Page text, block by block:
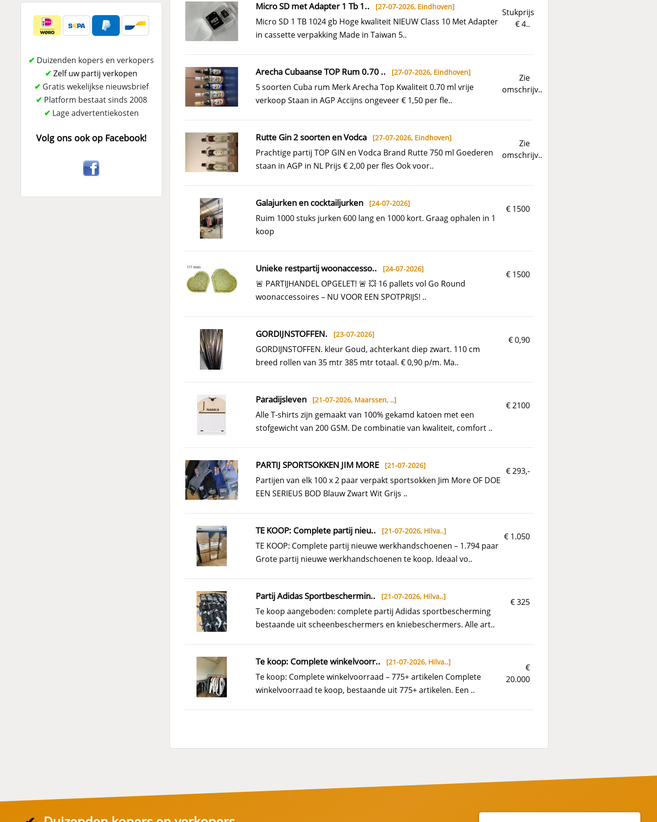
✔ Duizenden kopers en verkopers
✔ Zelf uw partij verkopen
✔ Gratis wekelijkse nieuwsbrief
✔ Platform bestaat sinds 2008
✔ Lage advertentiekosten
Volg ons ook op Facebook!
Stukprijs
€ 4..
Micro SD met Adapter 1 Tb 1.. [27-07-2026, Eindhoven]
Micro SD 1 TB 1024 gb Hoge kwaliteit NIEUW Class 10 Met Adapter
in cassette verpakking Made in Taiwan 5..
Zie
omschrijv..
Arecha Cubaanse TOP Rum 0.70 .. [27-07-2026, Eindhoven]
5 soorten Cuba rum Merk Arecha Top Kwaliteit 0.70 ml vrije
verkoop Staan in AGP Accijns ongeveer € 1,50 per fle..
Zie
omschrijv..
Rutte Gin 2 soorten en Vodca [27-07-2026, Eindhoven]
Prachtige partij TOP GIN en Vodca Brand Rutte 750 ml Goederen
staan in AGP in NL Prijs € 2,00 per fles Ook voor..
€ 1500
Galajurken en cocktailjurken [24-07-2026]
Ruim 1000 stuks jurken 600 lang en 1000 kort. Graag ophalen in 1
koop
€ 1500
Unieke restpartij woonaccesso.. [24-07-2026]
🚨 PARTIJHANDEL OPGELET! 🚨 💥 16 pallets vol Go Round
woonaccessoires – NU VOOR EEN SPOTPRIJS! ..
€ 0,90
GORDIJNSTOFFEN. [23-07-2026]
GORDIJNSTOFFEN. kleur Goud, achterkant diep zwart. 110 cm
breed rollen van 35 mtr 385 mtr totaal. € 0,90 p/m. Ma..
€ 2100
Paradijsleven [21-07-2026, Maarssen, ..]
Alle T-shirts zijn gemaakt van 100% gekamd katoen met een
stofgewicht van 200 GSM. De combinatie van kwaliteit, comfort ..
€ 293,-
PARTIJ SPORTSOKKEN JIM MORE[21-07-2026]
Partijen van elk 100 x 2 paar verpakt sportsokken Jim More OF DOE
EEN SERIEUS BOD Blauw Zwart Wit Grijs ..
€ 1.050
TE KOOP: Complete partij nieu.. [21-07-2026, Hilva..]
TE KOOP: Complete partij nieuwe werkhandschoenen – 1.794 paar
Grote partij nieuwe werkhandschoenen te koop. Ideaal vo..
€ 325
Partij Adidas Sportbeschermin.. [21-07-2026, Hilva..]
Te koop aangeboden: complete partij Adidas sportbescherming
bestaande uit scheenbeschermers en kniebeschermers. Alle art..
€
20.000
Te koop: Complete winkelvoorr.. [21-07-2026, Hilva..]
Te koop: Complete winkelvoorraad – 775+ artikelen Complete
winkelvoorraad te koop, bestaande uit 775+ artikelen. Een ..